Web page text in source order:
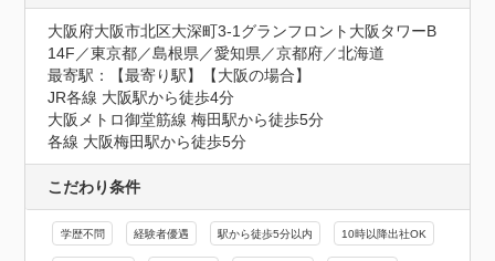
大阪府大阪市北区大深町3-1グランフロント大阪タワーB
14F／東京都／島根県／愛知県／京都府／北海道
最寄駅：【最寄り駅】【大阪の場合】
JR各線 大阪駅から徒歩4分
大阪メトロ御堂筋線 梅田駅から徒歩5分
各線 大阪梅田駅から徒歩5分
こだわり条件
学歴不問 経験者優遇 駅から徒歩5分以内 10時以降出社OK